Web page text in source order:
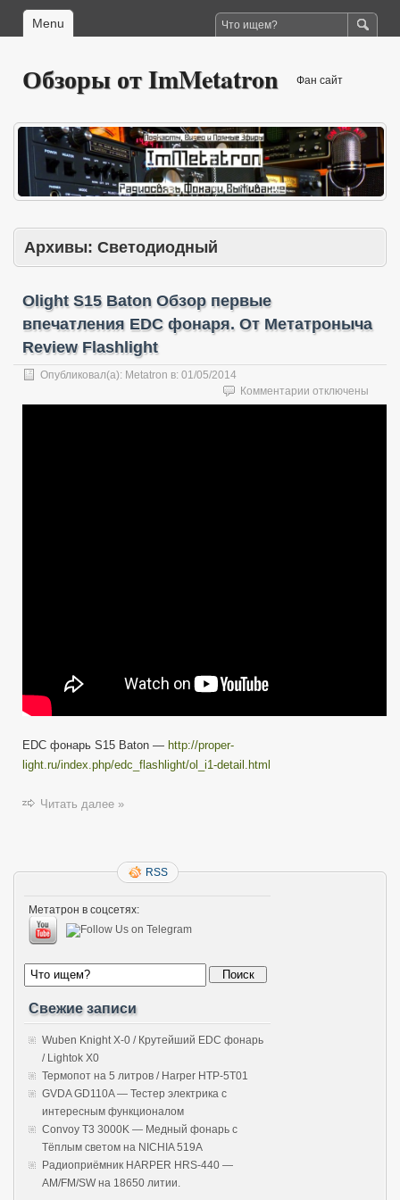
Menu
Обзоры от ImMetatron Фан сайт
Архивы: Cветодиодный
Olight S15 Baton Обзор первые
впечатления EDC фонаря. От Метатроныча
Review Flashlight
Опубликовал(а): Metatron в: 01/05/2014
Комментарии к
записи
отключены
EDC фонарь S15 Baton — http://proper-
light.ru/index.php/edc_flashlight/ol_i1-detail.html
Читать далее »
RSS
Метатрон в соцсетях:
Свежие записи
Wuben Knight X-0 / Крутейший EDC фонарь
/ Lightok X0
Термопот на 5 литров / Harper HTP-5T01
GVDA GD110A — Тестер электрика с
интересным функционалом
Convoy T3 3000K — Медный фонарь с
Тёплым светом на NICHIA 519A
Радиоприёмник HARPER HRS-440 —
AM/FM/SW на 18650 литии.